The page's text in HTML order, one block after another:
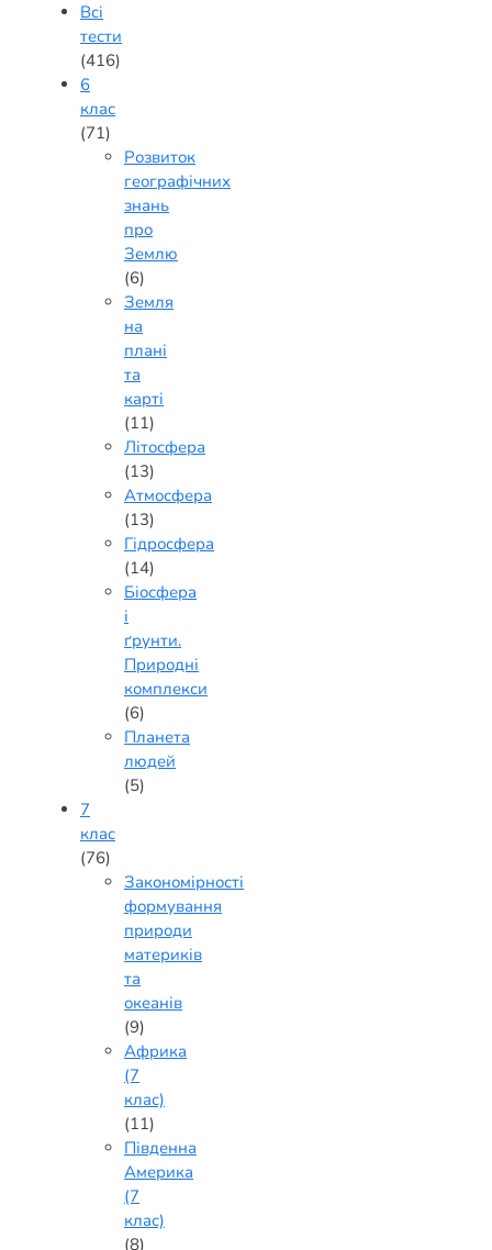
Всі
тести
(416)
6
клас
(71)
Розвиток
географічних
знань
про
Землю
(6)
Земля
на
плані
та
карті
(11)
Літосфера
(13)
Атмосфера
(13)
Гідросфера
(14)
Біосфера
і
ґрунти.
Природні
комплекси
(6)
Планета
людей
(5)
7
клас
(76)
Закономірності
формування
природи
материків
та
океанів
(9)
Африка
(7
клас)
(11)
Південна
Америка
(7
клас)
(8)